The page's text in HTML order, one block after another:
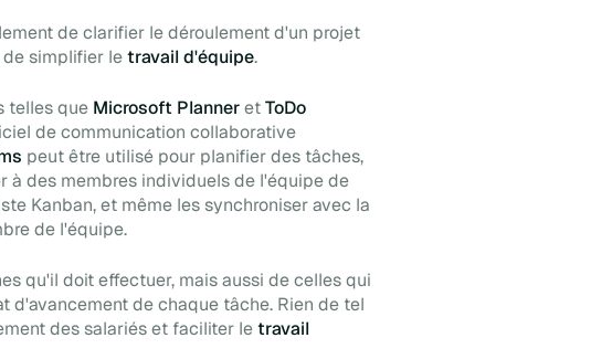
de clarifier le déroulement d'un projet
simplifier letravail d'équipe.
telles que Microsoft PlanneretToDo
de communication collaborative
peut être utilisé pour planifier des tâches,
à des membres individuels de l'équipe de
Kanban, et même les synchroniser avec la
de l'équipe.
qu'il doit effectuer, mais aussi de celles qui
d'avancement de chaque tâche. Rien de tel
des salariés et faciliter letravail